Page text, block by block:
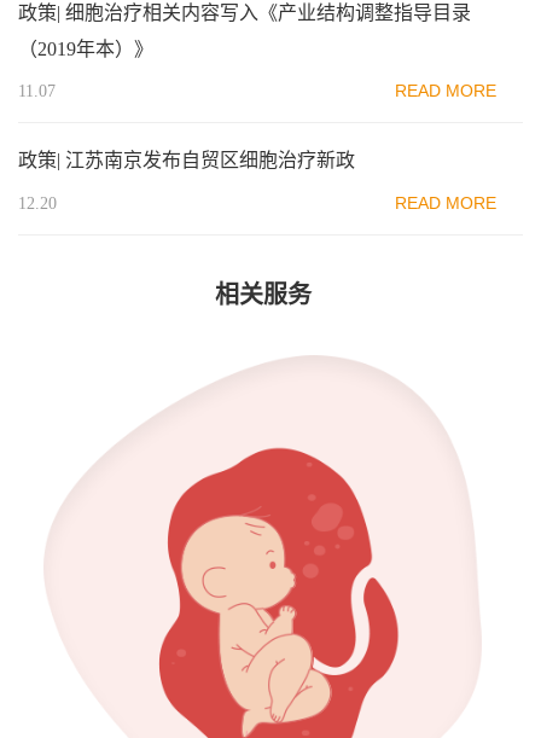
政策| 细胞治疗相关内容写入《产业结构调整指导目录
（2019年本）》
11.07 READ MORE
政策| 江苏南京发布自贸区细胞治疗新政
12.20 READ MORE
相关服务